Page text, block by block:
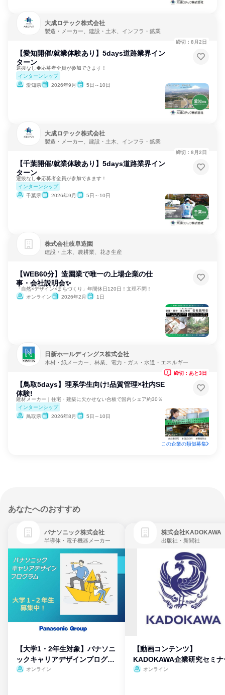
大成ロテック株式会社
製造・メーカー、建設・土木、インフラ・鉱業
【愛知開催/就業体験あり】5days道路業界イン
ターン
選抜なし◆応募者全員が参加できます！
インターンシップ
愛知県
2026年9月 5日～10日
締切：8月2日
大成ロテック株式会社
製造・メーカー、建設・土木、インフラ・鉱業
【千葉開催/就業体験あり】5days道路業界イン
ターン
選抜なし◆応募者全員が参加できます！
インターンシップ
千葉県
2026年9月 5日～10日
締切：8月2日
株式会社岐阜造園
建設・土木、農耕業、花き生産
【WEB60分】造園業で唯一の上場企業の仕
事・会社説明会✨
「自然×デザイン×まちづくり」年間休日120日！文理不問！
オンライン
2026年2月 1日
日新ホールディングス株式会社
木材・紙メーカー、林業、電力・ガス・水道・エネルギー
【鳥取5days】理系学生向け!品質管理×社内SE
体験!
建材メーカー｜住宅・建築に欠かせない合板で国内シェア約30％
インターンシップ
鳥取県
2026年8月 5日～10日
締切：あと3日
この企業の類似募集
あなたへのおすすめ
パナソニック株式会社
半導体・電子機器メーカー
【大学1・2年生対象】パナソニ
ックキャリアデザインプログラ
ム
オンライン
株式会社KADOKAWA
出版社・新聞社
【動画コンテンツ】
KADOKAWA企業研究セミナ
オンライン